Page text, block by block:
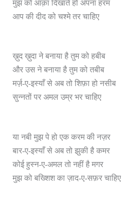
मुझ को आक़ा दिखाते हो अपना हरम
आप की दीद को चश्मे तर चाहिए
ख़ुद ख़ुदा ने बनाया है तुम को हबीब
और उस ने बनाया है तुम को तबीब
मर्ज़-ए-इस्याँ से अब तो शिफ़ा हो नसीब
सुन्नतों पर अमल उम्र भर चाहिए
या नबी मुझ पे हो एक करम की नज़र
बार-ए-इस्याँ से अब तो झुकी है कमर
कोई हुस्न-ए-अमल तो नहीं है मगर
मुझ को बख्शिश का ज़ाद-ए-सफ़र चाहिए